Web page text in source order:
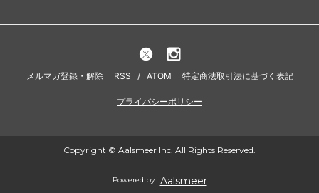
メルマガ登録・解除 RSS / ATOM 特定商法取引法に基づく表記
プライバシーポリシー
Copyright © Aalsmeer Inc. All Rights Reserved.
Powered by Aalsmeer